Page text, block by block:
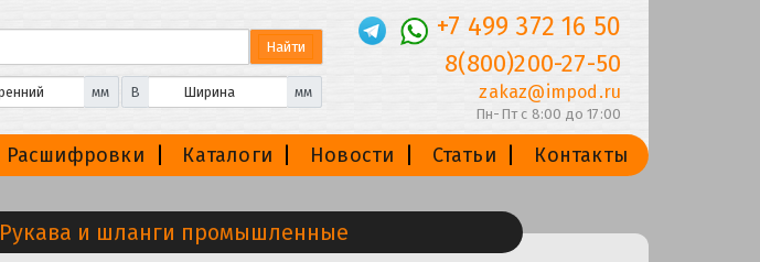
мм B мм
+7 499 372 16 50
8(800)200-27-50
zakaz@impod.ru
Пн-Пт с 8:00 до 17:00
Расшифровки Каталоги Новости Статьи Контакты
Рукава и шланги промышленные